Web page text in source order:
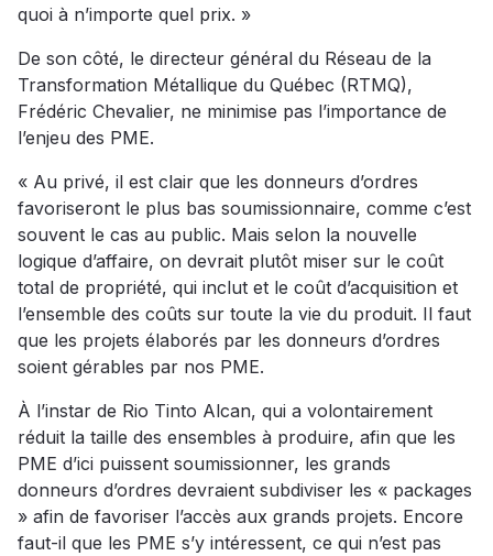
quoi à n’importe quel prix. »
De son côté, le directeur général du Réseau de la
Transformation Métallique du Québec (RTMQ),
Frédéric Chevalier, ne minimise pas l’importance de
l’enjeu des PME.
« Au privé, il est clair que les donneurs d’ordres
favoriseront le plus bas soumissionnaire, comme c’est
souvent le cas au public. Mais selon la nouvelle
logique d’affaire, on devrait plutôt miser sur le coût
total de propriété, qui inclut et le coût d’acquisition et
l’ensemble des coûts sur toute la vie du produit. Il faut
que les projets élaborés par les donneurs d’ordres
soient gérables par nos PME.
À l’instar de Rio Tinto Alcan, qui a volontairement
réduit la taille des ensembles à produire, afin que les
PME d’ici puissent soumissionner, les grands
donneurs d’ordres devraient subdiviser les « packages
» afin de favoriser l’accès aux grands projets. Encore
faut-il que les PME s’y intéressent, ce qui n’est pas